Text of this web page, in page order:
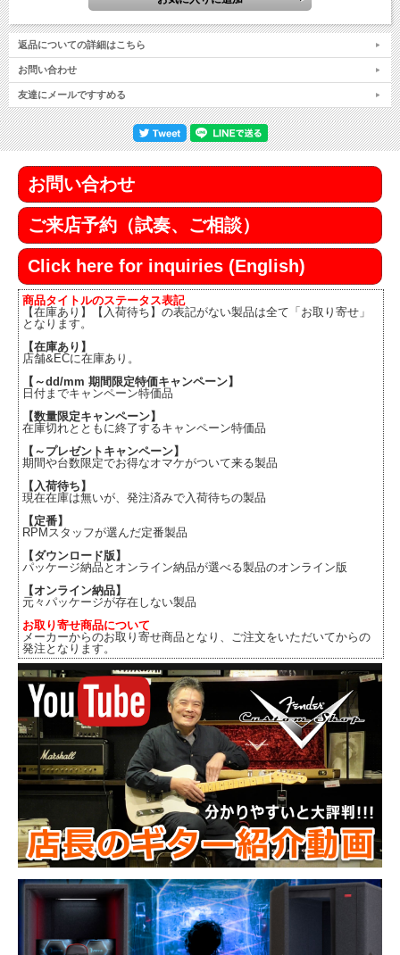
返品についての詳細はこちら
お問い合わせ
友達にメールですすめる
お問い合わせ
ご来店予約（試奏、ご相談）
Click here for inquiries (English)
商品タイトルのステータス表記
【在庫あり】【入荷待ち】の表記がない製品は全て「お取り寄せ」
となります。
【在庫あり】
店舗&ECに在庫あり。
【～dd/mm 期間限定特価キャンペーン】
日付までキャンペーン特価品
【数量限定キャンペーン】
在庫切れとともに終了するキャンペーン特価品
【～プレゼントキャンペーン】
期間や台数限定でお得なオマケがついて来る製品
【入荷待ち】
現在在庫は無いが、発注済みで入荷待ちの製品
【定番】
RPMスタッフが選んだ定番製品
【ダウンロード版】
パッケージ納品とオンライン納品が選べる製品のオンライン版
【オンライン納品】
元々パッケージが存在しない製品
お取り寄せ商品について
メーカーからのお取り寄せ商品となり、ご注文をいただいてからの
発注となります。